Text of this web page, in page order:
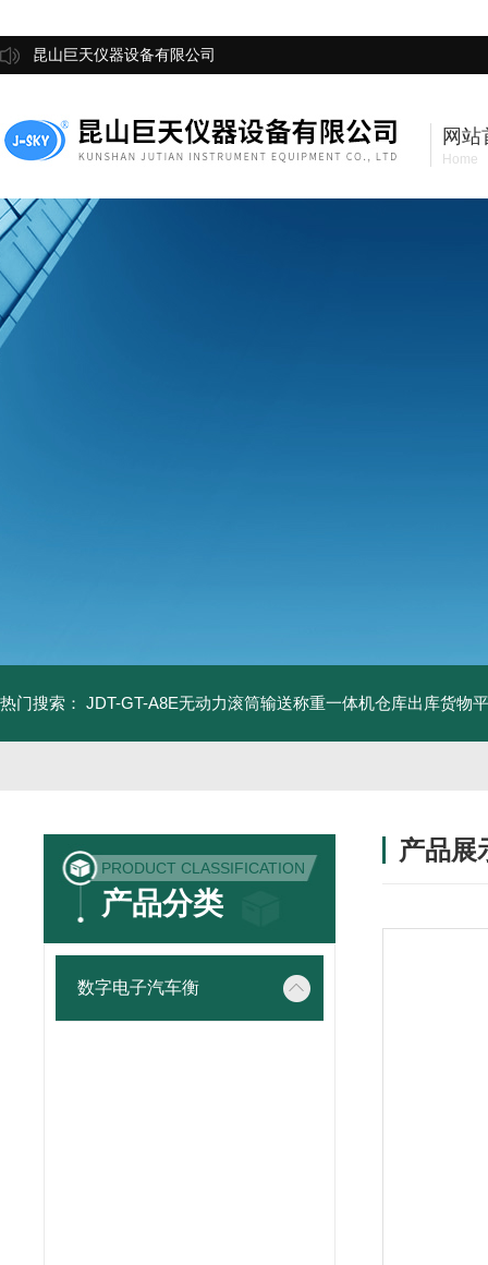
昆山巨天仪器设备有限公司
网站
Home
热门搜索： JDT-GT-A8E无动力滚筒输送称重一体机仓库出库货物
PRODUCT CLASSIFICATION
产品分类
数字电子汽车衡
产品展